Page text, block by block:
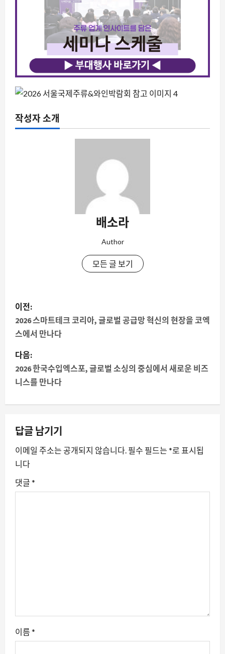
작성자 소개
배소라
Author
모든 글 보기
게
시
내
비
게
이
션
이전:
2026 스마트테크 코리아, 글로벌 공급망 혁신의 현장을 코엑
스에서 만나다
다음:
2026 한국수입엑스포, 글로벌 소싱의 중심에서 새로운 비즈
니스를 만나다
답글 남기기
이메일 주소는 공개되지 않습니다. 필수 필드는 *로 표시됩
니다
댓글 *
이름 *